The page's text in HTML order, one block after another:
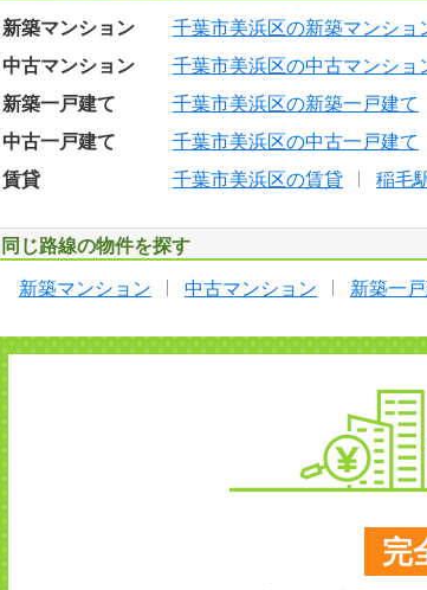
新築マンション 千葉市美浜区の新築マンショ
中古マンション
千葉市美浜区の中古マンショ
新築一戸建て
千葉市美浜区の新築一戸建て
中古一戸建て
千葉市美浜区の中古一戸建て
賃貸
千葉市美浜区の賃貸 稲毛
同じ路線の物件を探す
新築マンション 中古マンション 新築一
完